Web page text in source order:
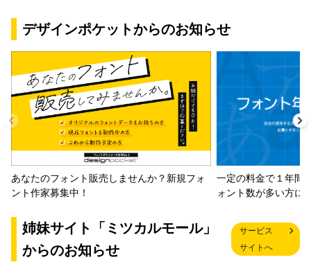
デザインポケットからのお知らせ
あなたのフォント販売しませんか？新規フォ
ント作家募集中！
一定の料金で１年間
ォント数が多い方に
姉妹サイト「ミツカルモール」
からのお知らせ
サービス
サイトへ